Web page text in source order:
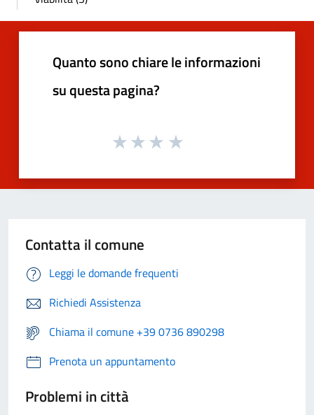
Quanto sono chiare le informazioni
su questa pagina?
Contatta il comune
Leggi le domande frequenti
Richiedi Assistenza
Chiama il comune +39 0736 890298
Prenota un appuntamento
Problemi in città